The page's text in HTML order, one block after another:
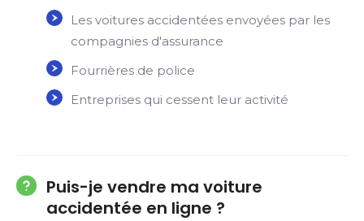
Les voitures accidentées envoyées par les
compagnies d'assurance
Fourrières de police
Entreprises qui cessent leur activité
Puis-je vendre ma voiture
accidentée en ligne ?